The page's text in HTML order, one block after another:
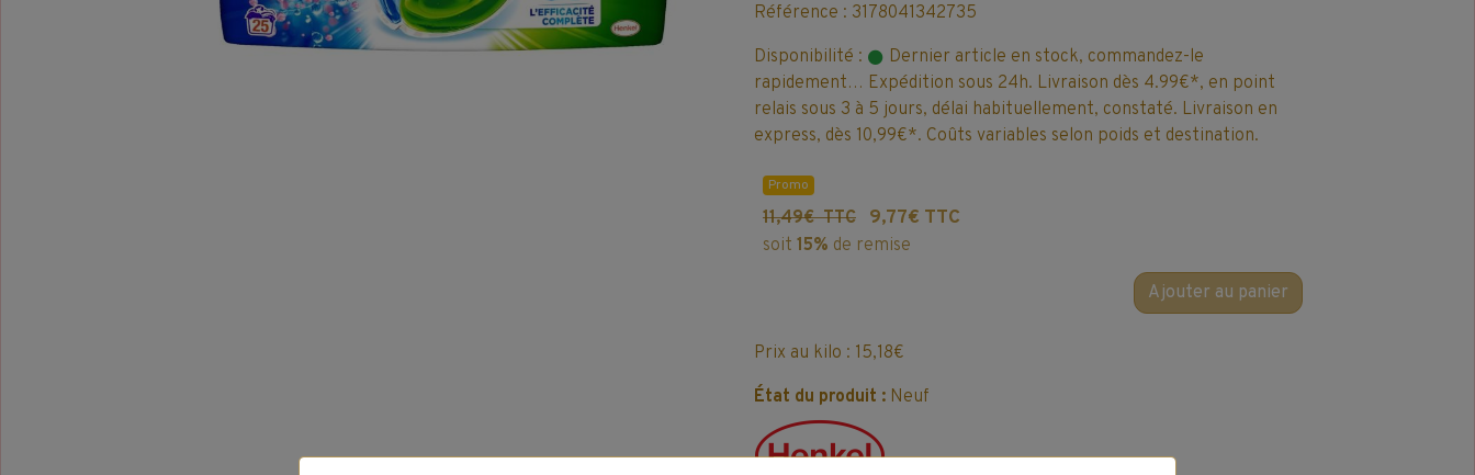
Référence : 3178041342735
Disponibilité :
Dernier article en stock, commandez-le
rapidement… Expédition sous 24h. Livraison dès 4.99€*, en point
relais sous 3 à 5 jours, délai habituellement, constaté. Livraison en
express, dès 10,99€*. Coûts variables selon poids et destination.
Promo
11,49€ TTC 9,77€ TTC
soit 15% de remise
Ajouter au panier
Prix au kilo : 15,18€
État du produit : Neuf